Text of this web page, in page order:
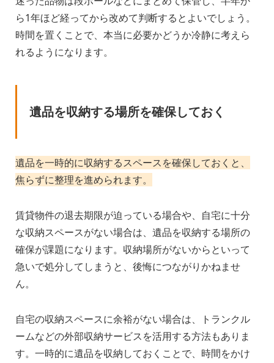
ら1年ほど経ってから改めて判断するとよいでしょう。
時間を置くことで、本当に必要かどうか冷静に考えら
れるようになります。
遺品を収納する場所を確保しておく
遺品を一時的に収納するスペースを確保しておくと、
焦らずに整理を進められます。
賃貸物件の退去期限が迫っている場合や、自宅に十分
な収納スペースがない場合は、遺品を収納する場所の
確保が課題になります。収納場所がないからといって
急いで処分してしまうと、後悔につながりかねませ
ん。
自宅の収納スペースに余裕がない場合は、トランクル
ームなどの外部収納サービスを活用する方法もありま
す。一時的に遺品を収納しておくことで、時間をかけ